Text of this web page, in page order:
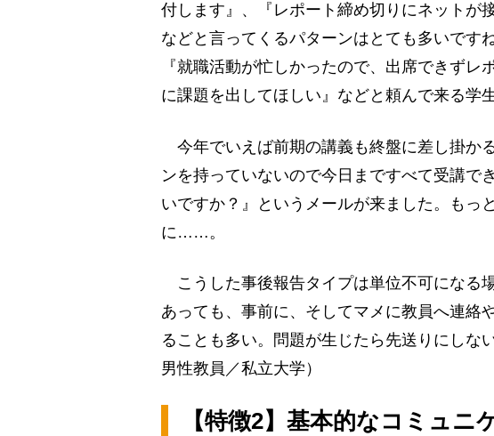
付します』、『レポート締め切りにネットが
などと言ってくるパターンはとても多いです
『就職活動が忙しかったので、出席できずレ
に課題を出してほしい』などと頼んで来る学
今年でいえば前期の講義も終盤に差し掛か
ンを持っていないので今日まですべて受講で
いですか？』というメールが来ました。もっ
に……。
こうした事後報告タイプは単位不可になる
あっても、事前に、そしてマメに教員へ連絡
ることも多い。問題が生じたら先送りにしな
男性教員／私立大学）
【特徴2】基本的なコミュ